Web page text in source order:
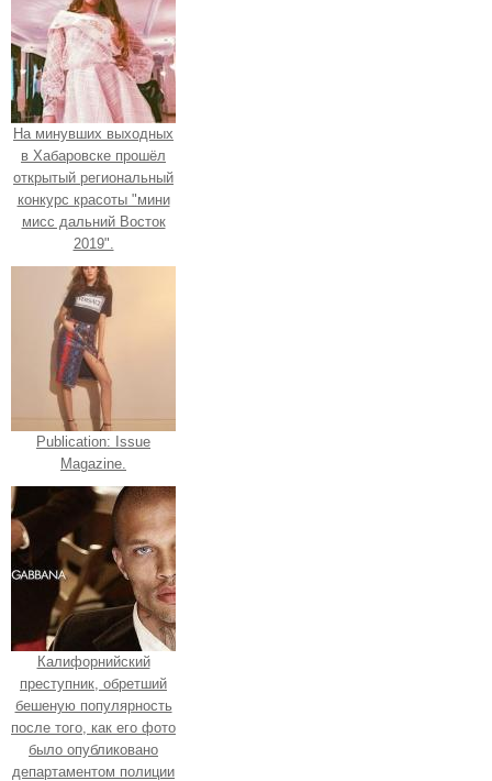
На минувших выходных
в Хабаровске прошёл
открытый региональный
конкурс красоты "мини
мисс дальний Восток
2019".
Publication: Issue
Magazine.
Калифорнийский
преступник, обретший
бешеную популярность
после того, как его фото
было опубликовано
департаментом полиции